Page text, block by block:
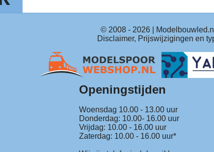
© 2008 - 2026|
Disclaimer, Prijswijzigingen en
Openingstijden
Woensdag 10.00 - 13.00 uur
Donderdag: 10.00- 16.00 uur
Vrijdag: 10.00 - 16.00 uur
Zaterdag: 10.00 - 16.00 uur*